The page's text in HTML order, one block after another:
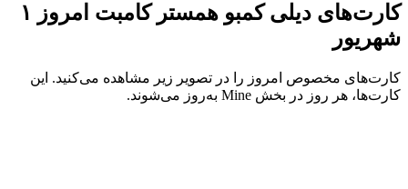
کارت‌های دیلی کمبو همستر کامبت امروز ۱
شهریور
کارت‌های مخصوص امروز را در تصویر زیر مشاهده می‌کنید. این
کارت‌ها، هر روز در بخش Mine به‌روز می‌شوند.